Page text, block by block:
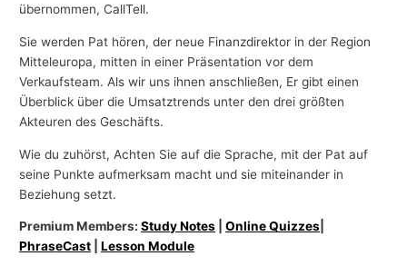
übernommen, CallTell.
Sie werden Pat hören, der neue Finanzdirektor in der Region
Mitteleuropa, mitten in einer Präsentation vor dem
Verkaufsteam. Als wir uns ihnen anschließen, Er gibt einen
Überblick über die Umsatztrends unter den drei größten
Akteuren des Geschäfts.
Wie du zuhörst, Achten Sie auf die Sprache, mit der Pat auf
seine Punkte aufmerksam macht und sie miteinander in
Beziehung setzt.
Premium Members:Study Notes |Online Quizzes
PhraseCast |Lesson Module